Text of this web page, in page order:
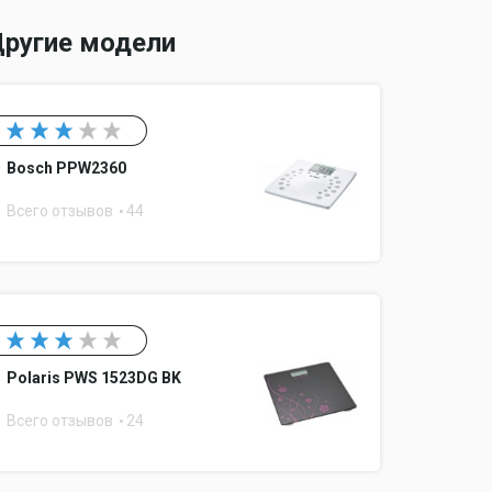
модели
Bosch PPW2360
Всего отзывов 44
Polaris PWS 1523DG BK
Всего отзывов 24